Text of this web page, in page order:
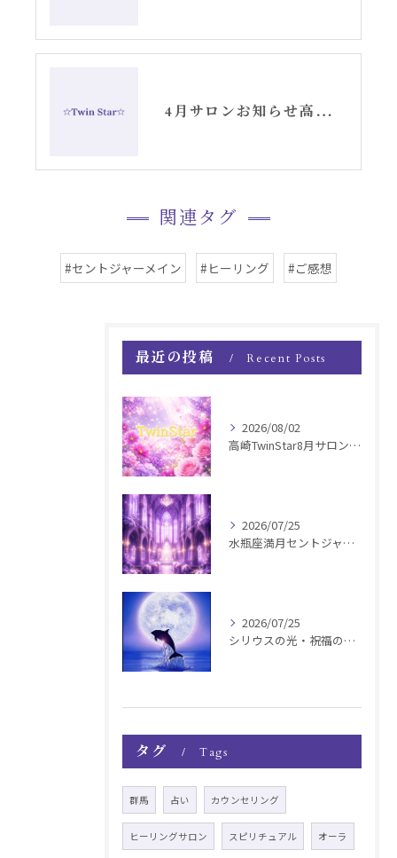
4月サロンお知らせ高崎TwinStar
関連タグ
#セントジャーメイン #ヒーリング #ご感想
最近の投稿 Recent Posts
2026/08/02
高崎TwinStar8月サロンお知らせ
2026/07/25
水瓶座満月セントジャーメインGSVF遠隔お知らせ
2026/07/25
シリウスの光・祝福の波動チャージ遠隔お知らせ〜銀河新年〜
タグ Tags
群馬 占い カウンセリング
ヒーリングサロン スピリチュアル オーラ